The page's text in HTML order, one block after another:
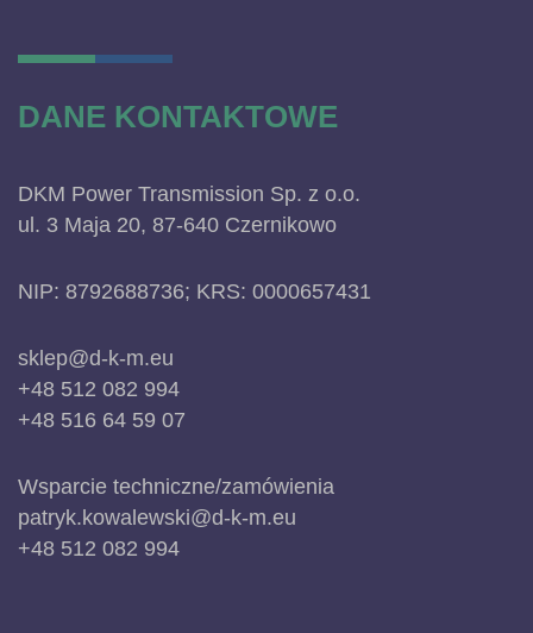
DANE KONTAKTOWE
DKM Power Transmission Sp. z o.o.
ul. 3 Maja 20, 87-640 Czernikowo
NIP: 8792688736; KRS: 0000657431
sklep@d-k-m.eu
+48 512 082 994
+48 516 64 59 07
Wsparcie techniczne/zamówienia
patryk.kowalewski@d-k-m.eu
+48 512 082 994